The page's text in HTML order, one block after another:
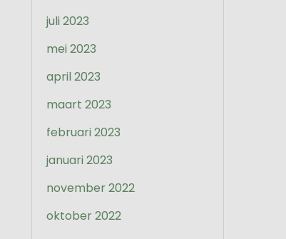
juli 2023
mei 2023
april 2023
maart 2023
februari 2023
januari 2023
november 2022
oktober 2022